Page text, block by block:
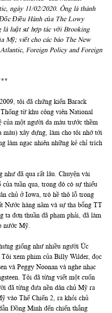
ngày 11/02/2020. Ông là thành
Điều Hành của The Lowy
là luật sư hợp tác với Brooking
Mỹ; viết cho các báo The New
Foreign Policy and Foreign
tôi đã chứng kiến Barack
từ khu công viên National
một người da màu trước thềm
màu) xây dựng, làm cho tôi nhớ tới
làm ngạc nhiên những kẻ chỉ trích
như đã qua rất lâu. Chuyện vài
tuần qua, trong đó có sự thiếu
chủ ở Iowa, trò hề thô lỗ trong
hàng năm và sự tha bổng TT
ta đơn thuần đã phạm phải, đã làm
nước Mỹ.
giống như nhiều người Úc
xem phim của Billy Wilder, đọc
và Peggy Noonan và nghe nhạc
Tôi đã từng viết một cuốn
đã từng đưa nền dân chủ Mỹ ra
vào Thế Chiến 2, ra khỏi chủ
Đồng Minh đến chiến thắng